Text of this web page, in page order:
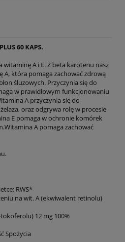
60 KAPS.
witaminę A i E. Z beta karotenu nasz
która pomaga zachować zdrową
śluzowych. Przyczynia się do
w prawidłowym funkcjonowaniu
A przyczynia się do
oraz odgrywa rolę w procesie
E pomaga w ochronie komórek
A pomaga zachować
RWS*
na wit. A (ekwiwalent retinolu)
12 mg 100%
Spożycia